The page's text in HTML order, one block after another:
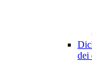
dei